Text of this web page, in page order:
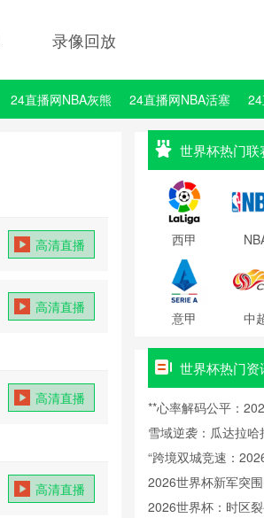
录像回放
24直播网NBA灰熊 24直播网NBA活塞
高清直播
高清直播
高清直播
高清直播
世界杯热门联
西甲
意甲 中
世界杯热门资
**心率解码公平：
判罚信任**
雪域逆袭：瓜达拉
“跨境双城竞速：
2026世界杯新军突
发阈值重构
2026世界杯：时区